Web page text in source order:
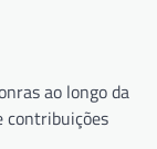
ao longo da
contribuições